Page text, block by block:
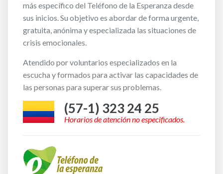
más específico del Teléfono de la Esperanza desde
sus inicios. Su objetivo es abordar de forma urgente,
gratuita, anónima y especializada las situaciones de
crisis emocionales.
Atendido por voluntarios especializados en la
escucha y formados para activar las capacidades de
las personas para superar sus problemas.
(57-1) 323 24 25
Horarios de atención no especificados.